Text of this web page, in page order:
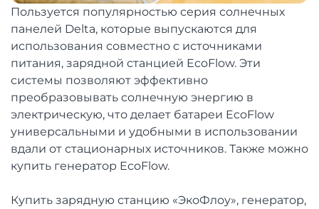
Пользуется популярностью серия солнечных
панелей Delta, которые выпускаются для
использования совместно с источниками
питания, зарядной станцией EcoFlow. Эти
системы позволяют эффективно
преобразовывать солнечную энергию в
электрическую, что делает батареи EcoFlow
универсальными и удобными в использовании
вдали от стационарных источников. Также можно
купить генератор EcoFlow.
Купить зарядную станцию «ЭкоФлоу», генератор,